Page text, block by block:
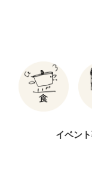
イベン